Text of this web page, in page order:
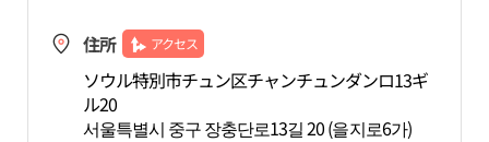
住所 アクセス
ソウル特別市チュン区チャンチュンダンロ13ギ
ル20
서울특별시 중구 장충단로13길 20 (을지로6가)